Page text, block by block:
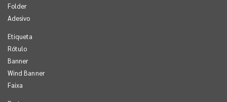
Folder
Adesivo
Etiqueta
Rótulo
Banner
Wind Banner
Faixa